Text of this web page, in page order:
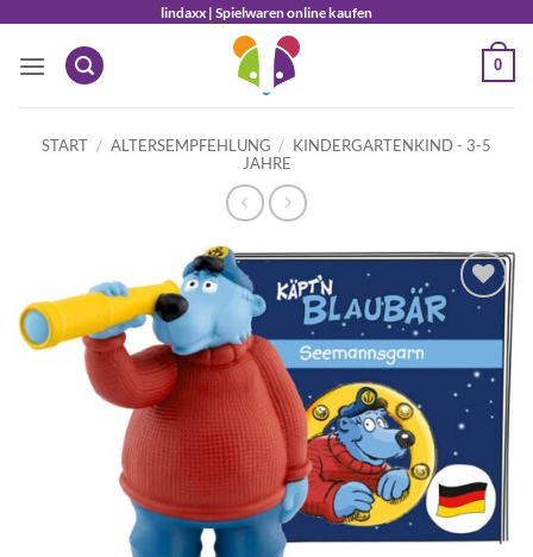
springen
lindaxx | Spielwaren online kaufen
0
START / ALTERSEMPFEHLUNG / KINDERGARTENKIND - 3-5
JAHRE
Auf die
Wunschliste